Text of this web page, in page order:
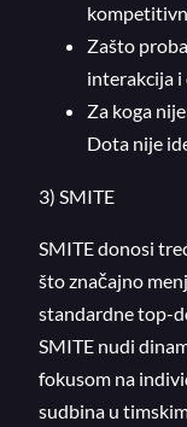
Zašto
interakcija i
Za koga
Dota nije
3) SMITE
SMITE donosi
što značajno
standardne top-
SMITE nudi
fokusom na
sudbina u